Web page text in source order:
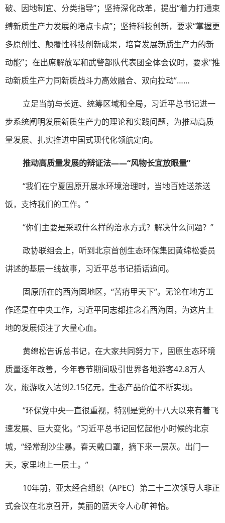
破、因地制宜、分类指导”；坚持深化改革，提出“着力打通束
缚新质生产力发展的堵点卡点”；坚持科技创新，要求“掌握更
多原创性、颠覆性科技创新成果，培育发展新质生产力的新
动能”；在出席解放军和武警部队代表团全体会议时，要求“推
动新质生产力同新质战斗力高效融合、双向拉动”……
立足当前与长远、统筹区域和全局，习近平总书记进一
步系统阐明发展新质生产力的理论和实践问题，为推动高质
量发展、扎实推进中国式现代化领航定向。
推动高质量发展的辩证法——“风物长宜放眼量”
“我们在宁夏固原开展水环境治理时，当地百姓送茶送
饭，支持我们的工作。”
“你们主要是采取什么样的治水方式？解决什么问题？”
政协联组会上，听到北京首创生态环保集团黄绵松委员
讲述的基层一线故事，习近平总书记插话追问。
固原所在的西海固地区，“苦瘠甲天下”。无论在地方工
作还是在中央工作，习近平同志都挂念着西海固，为这片土
地的发展倾注了大量心血。
黄绵松告诉总书记，在大家共同努力下，固原生态环境
质量逐年改善，今年春节期间吸引世界各地游客42.8万人
次，旅游收入达到2.15亿元，生态产品价值不断实现。
“环保党中央一直很重视，特别是党的十八大以来有着飞
速发展、巨大变化。”习近平总书记回忆起他小时候的北京
城，“经常刮沙尘暴。春天戴口罩，摘下来一层灰。出门一
天，家里地上一层土。”
10年前，亚太经合组织（APEC）第二十二次领导人非正
式会议在北京召开，美丽的蓝天令人心旷神怡。